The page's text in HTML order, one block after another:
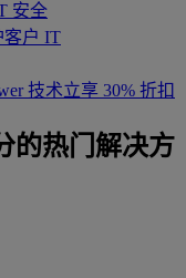
安全
客户 IT
技术立享 30% 折扣
的热门解决方